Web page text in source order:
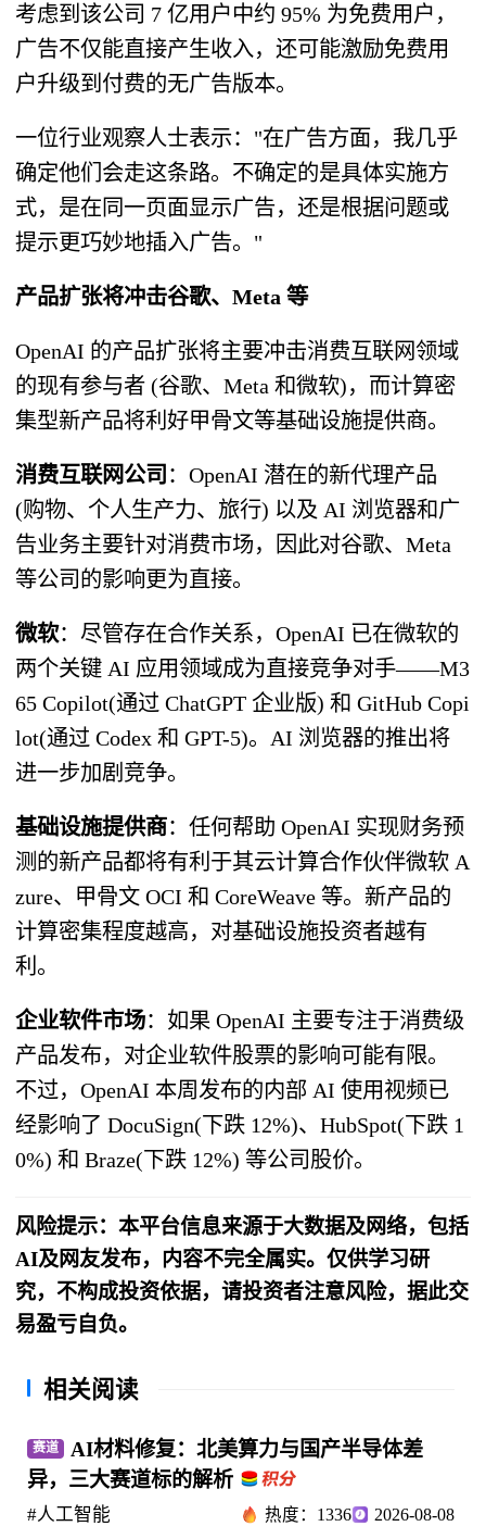
考虑到该公司 7 亿用户中约 95% 为免费用户，
广告不仅能直接产生收入，还可能激励免费用
户升级到付费的无广告版本。
一位行业观察人士表示："在广告方面，我几乎
确定他们会走这条路。不确定的是具体实施方
式，是在同一页面显示广告，还是根据问题或
提示更巧妙地插入广告。"
产品扩张将冲击谷歌、Meta 等
OpenAI 的产品扩张将主要冲击消费互联网领域
的现有参与者 (谷歌、Meta 和微软)，而计算密
集型新产品将利好甲骨文等基础设施提供商。
消费互联网公司 ：OpenAI 潜在的新代理产品
(购物、个人生产力、旅行) 以及 AI 浏览器和广
告业务主要针对消费市场，因此对谷歌、Meta
等公司的影响更为直接。
微软：尽管存在合作关系，OpenAI 已在微软的
两个关键 AI 应用领域成为直接竞争对手——M3
65 Copilot(通过 ChatGPT 企业版) 和 GitHub Copi
lot(通过 Codex 和 GPT-5)。AI 浏览器的推出将
进一步加剧竞争。
基础设施提供商：任何帮助 OpenAI 实现财务预
测的新产品都将有利于其云计算合作伙伴微软 A
zure、甲骨文 OCI 和 CoreWeave 等。新产品的
计算密集程度越高，对基础设施投资者越有
利。
企业软件市场：如果 OpenAI 主要专注于消费级
产品发布，对企业软件股票的影响可能有限。
不过，OpenAI 本周发布的内部 AI 使用视频已
经影响了 DocuSign(下跌 12%)、HubSpot(下跌 1
0%) 和 Braze(下跌 12%) 等公司股价。
风险提示：本平台信息来源于大数据及网络，包括
AI及网友发布，内容不完全属实。仅供学习研
究，不构成投资依据，请投资者注意风险，据此交
易盈亏自负。
相关阅读
赛道
AI材料修复：北美算力与国产半导体差
异，三大赛道标的解析
#人工智能 热度：1336 2026-08-08